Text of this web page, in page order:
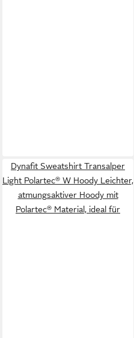
Dynafit Sweatshirt Transalper
Light Polartec® W Hoody Leichter,
atmungsaktiver Hoody mit
Polartec® Material, ideal für